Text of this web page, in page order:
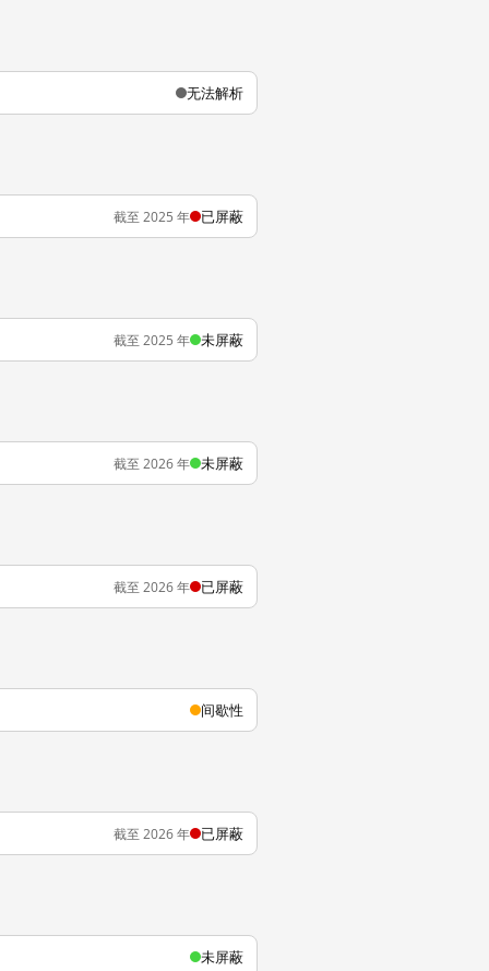
无法解析
截至 2025 年 已屏蔽
截至 2025 年 未屏蔽
截至 2026 年 未屏蔽
截至 2026 年 已屏蔽
间歇性
截至 2026 年 已屏蔽
未屏蔽